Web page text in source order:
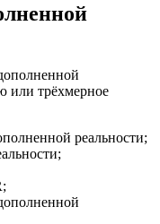
или трёхмерное
реальности;